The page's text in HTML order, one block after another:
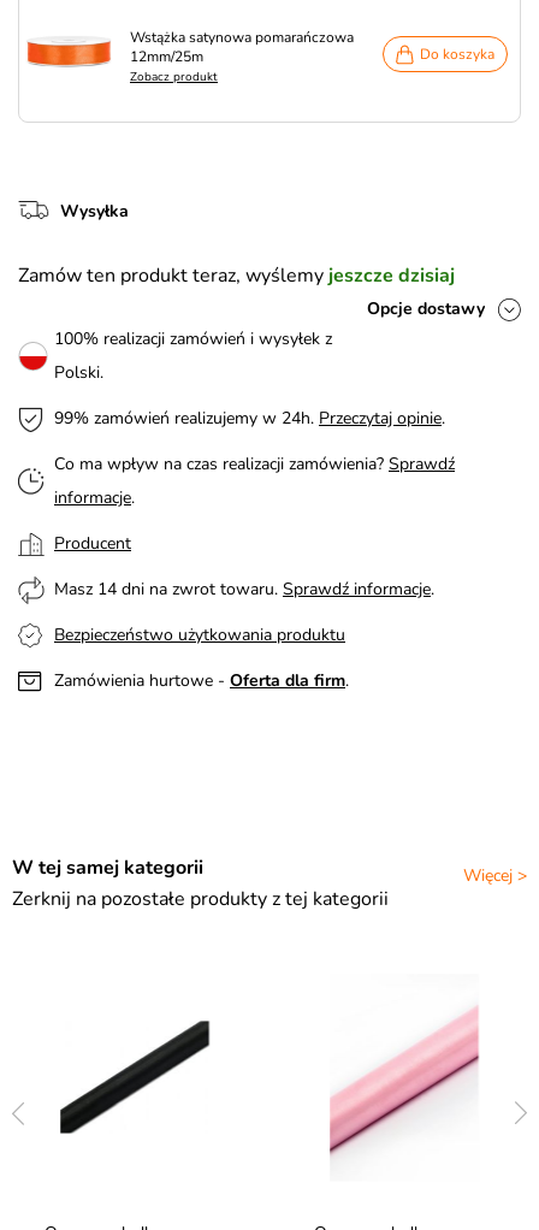
Wstążka satynowa pomarańczowa
12mm/25m
Zobacz produkt
Do koszyka
Wysyłka
Zamów ten produkt teraz, wyślemy jeszcze dzisiaj
Opcje dostawy
100% realizacji zamówień i wysyłek z
Polski.
99% zamówień realizujemy w 24h. Przeczytaj opinie.
Co ma wpływ na czas realizacji zamówienia? Sprawdź
informacje.
Producent
Masz 14 dni na zwrot towaru. Sprawdź informacje.
Bezpieczeństwo użytkowania produktu
Zamówienia hurtowe - Oferta dla firm.
Więcej >
W tej samej kategorii
Zerknij na pozostałe produkty z tej kategorii